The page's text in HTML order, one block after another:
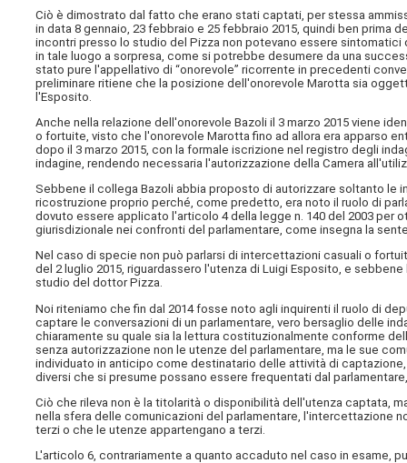
Ciò è dimostrato dal fatto che erano stati captati, per stessa
in data 8 gennaio, 23 febbraio e 25 febbraio 2015, quindi ben
incontri presso lo studio del Pizza non potevano essere
in tale luogo a sorpresa, come si potrebbe desumere da una
stato pure l'appellativo di “onorevole” ricorrente in precedenti
preliminare ritiene che la posizione dell'onorevole Marotta sia
l'Esposito.
Anche nella relazione dell'onorevole Bazoli il 3 marzo 2015 viene
o fortuite, visto che l'onorevole Marotta fino ad allora era apparso
dopo il 3 marzo 2015, con la formale iscrizione nel registro degli
indagine, rendendo necessaria l'autorizzazione della Camera
Sebbene il collega Bazoli abbia proposto di autorizzare soltanto le
ricostruzione proprio perché, come predetto, era noto il ruolo di
dovuto essere applicato l'articolo 4 della legge n. 140 del 2003
giurisdizionale nei confronti del parlamentare, come insegna la
Nel caso di specie non può parlarsi di intercettazioni casuali o
del 2 luglio 2015, riguardassero l'utenza di Luigi Esposito, e
studio del dottor Pizza.
Noi riteniamo che fin dal 2014 fosse noto agli inquirenti il ruolo di
captare le conversazioni di un parlamentare, vero bersaglio delle
chiaramente su quale sia la lettura costituzionalmente conforme
senza autorizzazione non le utenze del parlamentare, ma le sue
individuato in anticipo come destinatario delle attività di
diversi che si presume possano essere frequentati dal
Ciò che rileva non è la titolarità o disponibilità dell'utenza captata,
nella sfera delle comunicazioni del parlamentare, l'intercettazione
terzi o che le utenze appartengano a terzi.
L'articolo 6, contrariamente a quanto accaduto nel caso in esame,